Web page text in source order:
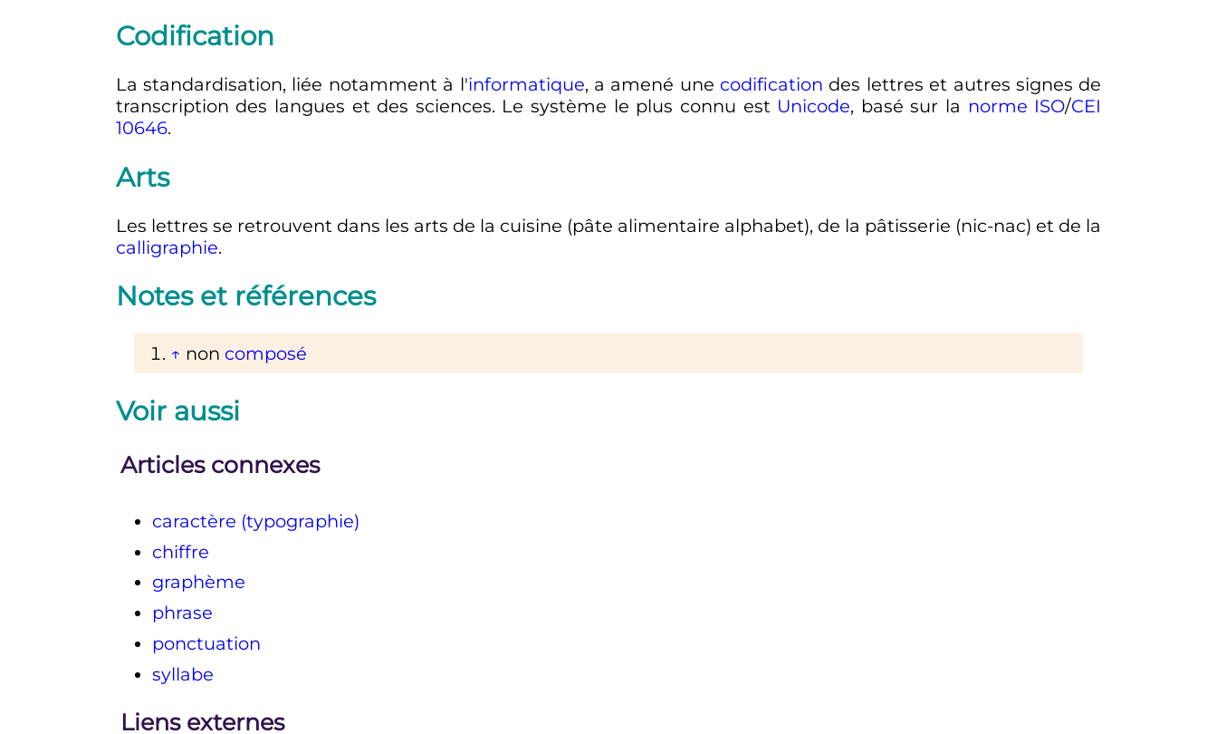
Codification
La standardisation, liée notamment à l'informatique, a amené une codification des lettres et autres signes de
transcription des langues et des sciences. Le système le plus connu est Unicode, basé sur la norme ISO/CEI
10646.
Arts
Les lettres se retrouvent dans les arts de la cuisine (pâte alimentaire alphabet), de la pâtisserie (nic-nac) et de la
calligraphie.
Notes et références
↑ non composé
Voir aussi
Articles connexes
caractère (typographie)
chiffre
graphème
phrase
ponctuation
syllabe
Liens externes